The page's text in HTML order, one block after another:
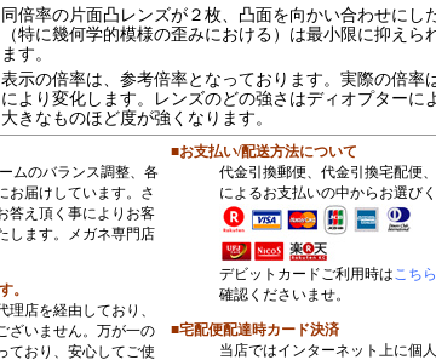
同倍率の片面凸レンズが２枚、凸面を向かい合わせにし
（特に幾何学的模様の歪みにおける）は最小限に抑えら
ます。
表示の倍率は、参考倍率となっております。実際の倍率
により変化します。レンズのどの強さはディオプターに
大きなものほど度が強くなります。